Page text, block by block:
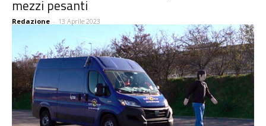
mezzi pesanti
Redazione - 13 Aprile 2023